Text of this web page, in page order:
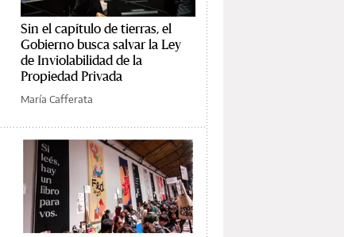
Sin el capítulo de tierras, el
Gobierno busca salvar la Ley
de Inviolabilidad de la
Propiedad Privada
María Cafferata